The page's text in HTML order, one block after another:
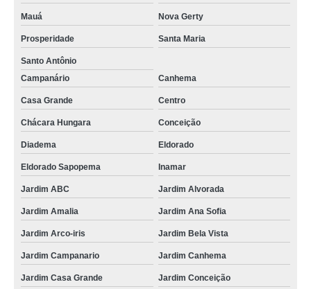
Mauá Nova Gerty
Prosperidade Santa Maria
Santo Antônio
Campanário
Canhema
Casa Grande Centro
Chácara Hungara Conceição
Diadema Eldorado
Eldorado Sapopema Inamar
Jardim ABC Jardim Alvorada
Jardim Amalia Jardim Ana Sofia
Jardim Arco-iris Jardim Bela Vista
Jardim Campanario Jardim Canhema
Jardim Casa Grande Jardim Conceição